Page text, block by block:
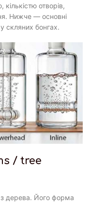
отворів,
Нижче — основні
скляних бонгах.
/ tree
з дерева. Його форма